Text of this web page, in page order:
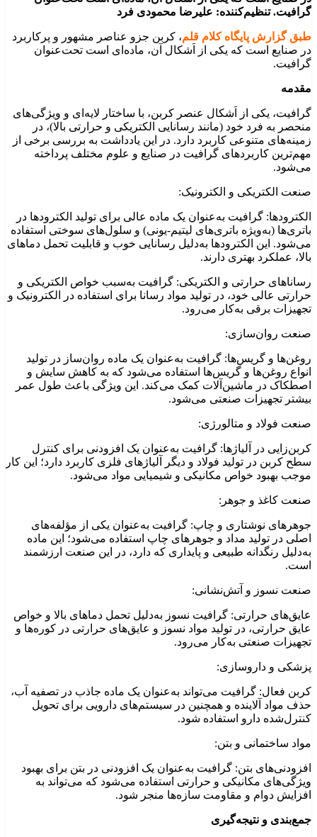
گرافیت. تنظیم‌کننده: علیرضا محمودی فرد
طبق گزارش پایگاه کلام قلم، کربن جزو عناصر مشهور و پرکاربرد
در صنایع است که یکی از اَشکال آن، ماده‌ای است تحت‌عنوان
گرافیت.
مقدمه
گرافیت، یکی از اَشکال عنصر کربن، با ساختار لایه‌ای و ویژگی‌های
منحصر به فرد خود (مانند رسانایی الکتریکی و حرارتی بالا)، در
زمینه‌های متنوعی کاربرد دارد. در این یادداشت به بررسی برخی از
مهم‌ترین کاربردهای گرافیت در صنایع و علوم مختلف پرداخته
می‌شود.
صنعت الکتریکی و الکترونیک:
الکترودها: گرافیت به‌عنوان یک ماده عالی برای تولید الکترودها در
باتری‌ها (به‌ویژه باتری‌های لیتیم-یونی) و سلول‌های سوختی استفاده
می‌شود. این الکترودها به‌دلیل رسانایی خوب و قابلیت تحمل دماهای
بالا، عملکرد بهتری دارند.
رساناهای حرارتی و الکتریکی: گرافیت به‌سبب خواص الکتریکی و
حرارتی عالی خود، در تولید مواد رسانا برای استفاده در الکترونیک و
تجهیزات برقی به‌کار می‌رود.
صنعت روان‌سازی:
روغن‌ها و گریس‌ها: گرافیت به‌عنوان یک ماده روان‌ساز در تولید
انواع روغن‌ها و گریس‌ها استفاده می‌شود که به کاهش سایش و
اصطکاک در ماشین‌آلات کمک می‌کند. این ویژگی باعث طول عمر
بیشتر تجهیزات صنعتی می‌شود.
صنعت فولاد و متالورژی:
کربن‌زایی در آلیاژها: گرافیت به‌عنوان یک افزودنی برای کنترل
سطح کربن در تولید فولاد و دیگر آلیاژهای فلزی کاربرد دارد‌؛ این کار
موجب بهبود خواص مکانیکی و شیمیایی مواد می‌شود.
صنعت کاغذ و جوهر:
جوهرهای نوشتاری و چاپ: گرافیت به‌عنوان یکی از مؤلفه‌های
اصلی در تولید مداد و جوهرهای چاپ استفاده می‌شود؛ این ماده
به‌دلیل رنگدانه طبیعی و پایداری که دارد، در این صنعت ارزشمند
است.
صنعت نسوز و آتش‌نشانی:
عایق‌های حرارتی: گرافیت نسوز به‌دلیل تحمل دماهای بالا و خواص
عایق حرارتی، در تولید مواد نسوز و عایق‌های حرارتی در کوره‌ها و
تجهیزات صنعتی به‌کار می‌رود.
پزشکی و داروسازی:
کربن فعال: گرافیت می‌تواند به‌عنوان یک ماده جاذب در تصفیه آب،
حذف مواد آلاینده و همچنین در سیستم‌های دارویی برای تحویل
کنترل‌شده دارو استفاده شود.
مواد ساختمانی و بتن:
افزودنی‌های بتن: گرافیت به‌عنوان یک افزودنی در بتن برای بهبود
ویژگی‌های مکانیکی و حرارتی استفاده می‌شود که می‌تواند به
افزایش دوام و مقاومت سازه‌ها منجر شود.
جمع‌بندی و نتیجه‌گیری